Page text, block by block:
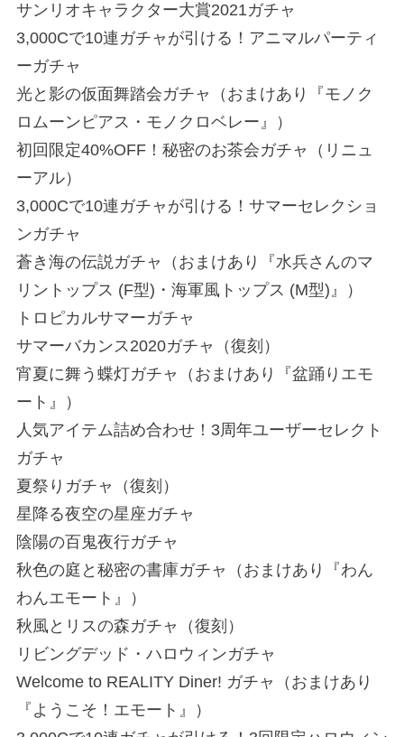
サンリオキャラクター大賞2021ガチャ
3,000Cで10連ガチャが引ける！アニマルパーティ
ーガチャ
光と影の仮面舞踏会ガチャ（おまけあり『モノク
ロムーンピアス・モノクロベレー』）
初回限定40%OFF！秘密のお茶会ガチャ（リニュ
ーアル）
3,000Cで10連ガチャが引ける！サマーセレクショ
ンガチャ
蒼き海の伝説ガチャ（おまけあり『水兵さんのマ
リントップス (F型)・海軍風トップス (M型)』）
トロピカルサマーガチャ
サマーバカンス2020ガチャ（復刻）
宵夏に舞う蝶灯ガチャ（おまけあり『盆踊りエモ
ート』）
人気アイテム詰め合わせ！3周年ユーザーセレクト
ガチャ
夏祭りガチャ（復刻）
星降る夜空の星座ガチャ
陰陽の百鬼夜行ガチャ
秋色の庭と秘密の書庫ガチャ（おまけあり『わん
わんエモート』）
秋風とリスの森ガチャ（復刻）
リビングデッド・ハロウィンガチャ
Welcome to REALITY Diner! ガチャ（おまけあり
『ようこそ！エモート』）